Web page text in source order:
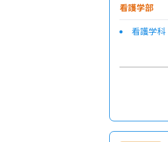
看護学部
看護学科